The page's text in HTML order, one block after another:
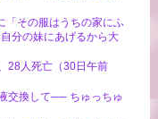
「その服はうちの家にふ
分の妹にあげるから大
28人死亡（30日午前
交換して── ちゅっちゅ